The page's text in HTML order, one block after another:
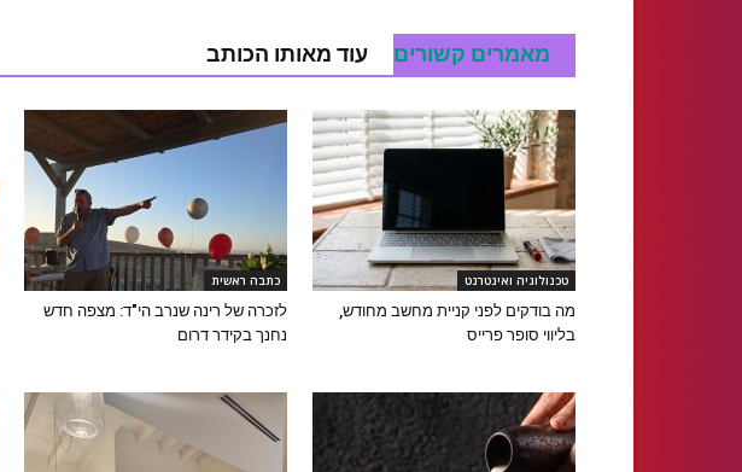
מאמרים קשורים עוד מאותו הכותב
טכנולוגיה ואינטרנט
מה בודקים לפני קניית מחשב מחודש,
בליווי סופר פרייס
כתבה ראשית
לזכרה של רינה שנרב הי"ד: מצפה חדש
נחנך בקידר דרום